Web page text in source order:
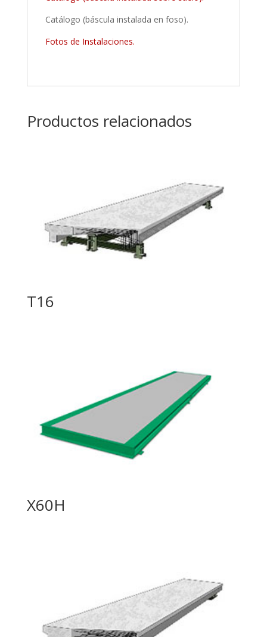
Catálogo (báscula instalada en foso).
Fotos de Instalaciones.
Productos relacionados
T16
X60H